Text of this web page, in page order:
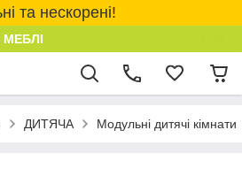
та нескорені!
ДИТЯЧА Модульні дитячі кімнати